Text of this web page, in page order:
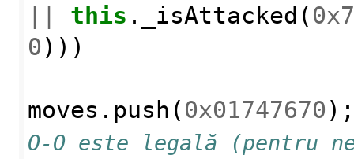
this . _isAttacked (
0 )))
moves . push ( 0x01747670
O-O este legală (pentru